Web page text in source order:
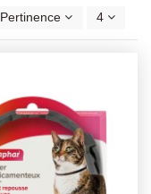
Pertinence 4